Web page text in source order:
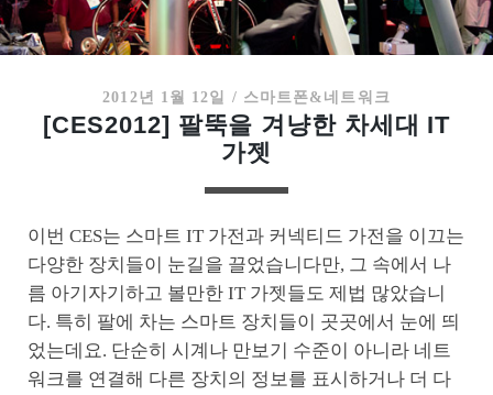
2012년 1월 12일 / 스마트폰&네트워크
[CES2012] 팔뚝을 겨냥한 차세대 IT
가젯
이번 CES는 스마트 IT 가전과 커넥티드 가전을 이끄는
다양한 장치들이 눈길을 끌었습니다만, 그 속에서 나
름 아기자기하고 볼만한 IT 가젯들도 제법 많았습니
다. 특히 팔에 차는 스마트 장치들이 곳곳에서 눈에 띄
었는데요. 단순히 시계나 만보기 수준이 아니라 네트
워크를 연결해 다른 장치의 정보를 표시하거나 더 다